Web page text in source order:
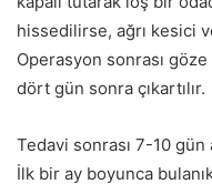
hissedilirse, ağrı kesici
Operasyon sonrası
dört gün sonra çıkartılır.
Tedavi sonrası 7-10 gün
İlk bir ay boyunca